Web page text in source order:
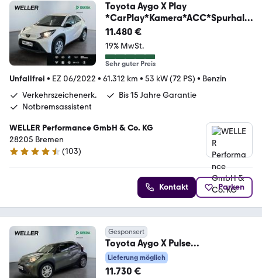
Toyota Aygo X Play
*CarPlay*Kamera*ACC*Spurhalt
eass*DAB
11.480 €
19% MwSt.
Sehr guter Preis
Unfallfrei • EZ 06/2022 • 61.312 km • 53 kW (72 PS) • Benzin
Verkehrszeichenerk.
Bis 15 Jahre Garantie
Notbremsassistent
WELLER Performance GmbH & Co. KG
28205 Bremen
4.3 Sterne
(103)
Kontakt Parken
Gesponsert
Toyota Aygo X Pulse
*ACC*CarPlay*SHZ*Kamera*DAB
*Bi-Tone
Lieferung möglich
11.730 €